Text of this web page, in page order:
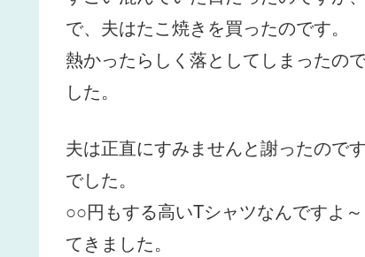
で、夫はたこ焼きを買ったのです。
熱かったらしく落としてしまったの
した。
夫は正直にすみませんと謝ったので
でした。
○○円もする高いTシャツなんですよ
てきました。